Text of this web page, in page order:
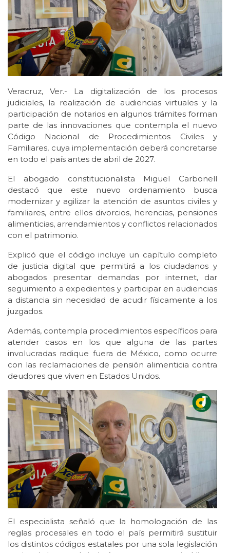
Veracruz, Ver.- La digitalización de los procesos
judiciales, la realización de audiencias virtuales y la
participación de notarios en algunos trámites forman
parte de las innovaciones que contempla el nuevo
Código Nacional de Procedimientos Civiles y
Familiares, cuya implementación deberá concretarse
en todo el país antes de abril de 2027.
El abogado constitucionalista Miguel Carbonell
destacó que este nuevo ordenamiento busca
modernizar y agilizar la atención de asuntos civiles y
familiares, entre ellos divorcios, herencias, pensiones
alimenticias, arrendamientos y conflictos relacionados
con el patrimonio.
Explicó que el código incluye un capítulo completo
de justicia digital que permitirá a los ciudadanos y
abogados presentar demandas por internet, dar
seguimiento a expedientes y participar en audiencias
a distancia sin necesidad de acudir físicamente a los
juzgados.
Además, contempla procedimientos específicos para
atender casos en los que alguna de las partes
involucradas radique fuera de México, como ocurre
con las reclamaciones de pensión alimenticia contra
deudores que viven en Estados Unidos.
El especialista señaló que la homologación de las
reglas procesales en todo el país permitirá sustituir
los distintos códigos estatales por una sola legislación